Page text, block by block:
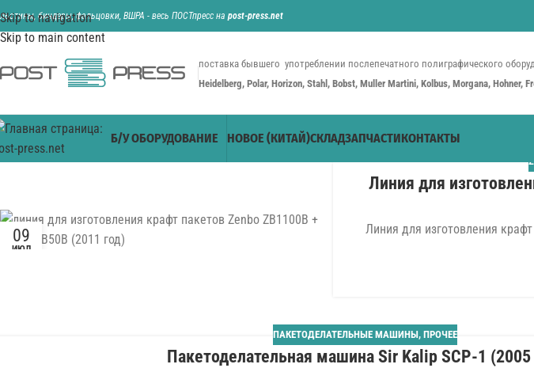
Skip to navigation
Skip to main content
биндеры, фальцовки, ВШРА - весь ПОСТпресс на post-press.net
поставка бывшего употреблении послепечатного полиграфического
Heidelberg, Polar, Horizon, Stahl, Bobst, Muller Martini, Kolbus, Morgana, Hohner,
Б/У ОБОРУДОВАНИЕ НОВОЕ (КИТАЙ)СКЛАДЗАПЧАСТИКОНТАКТЫ
09
ИЮЛ
Линия для
Линия для изготовления
ПАКЕТОДЕЛАТЕЛЬНЫЕ МАШИНЫ,ПРОЧЕЕ
Пакетоделательная машина Sir Kalip SCP-1 (2005